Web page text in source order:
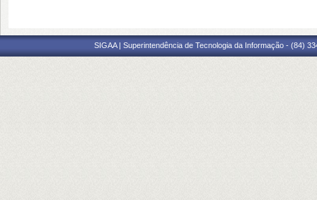
SIGAA | Superintendência de Tecnologia da Informação - (84)